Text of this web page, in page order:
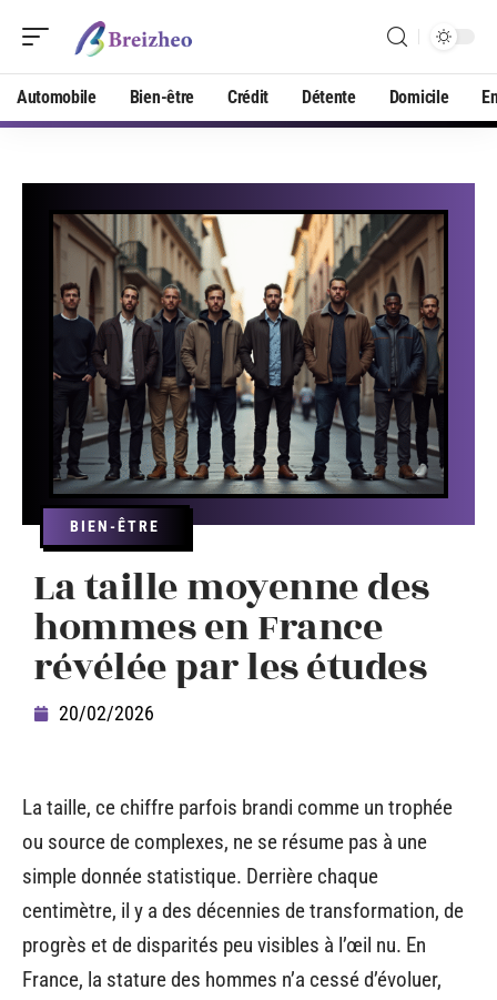
Automobile Bien-être Crédit Détente Domicile
BIEN-ÊTRE
La taille moyenne des
hommes en France
révélée par les études
20/02/2026
La taille, ce chiffre parfois brandi comme un trophée
ou source de complexes, ne se résume pas à une
simple donnée statistique. Derrière chaque
centimètre, il y a des décennies de transformation, de
progrès et de disparités peu visibles à l’œil nu. En
France, la stature des hommes n’a cessé d’évoluer,